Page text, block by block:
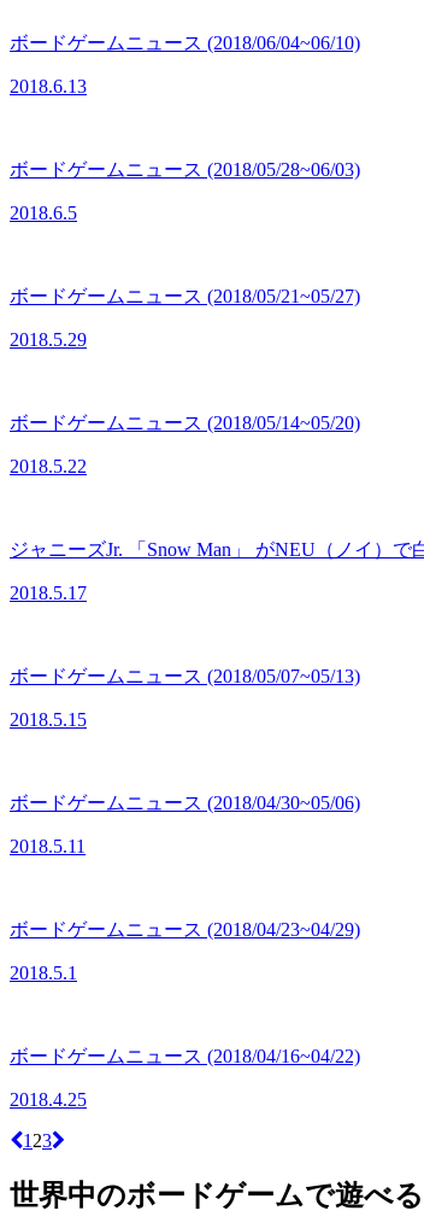
ボードゲームニュース (2018/06/04~06/10)
2018.6.13
ボードゲームニュース (2018/05/28~06/03)
2018.6.5
ボードゲームニュース (2018/05/21~05/27)
2018.5.29
ボードゲームニュース (2018/05/14~05/20)
2018.5.22
ジャニーズJr. 「Snow Man」 がNEU（ノイ）で
2018.5.17
ボードゲームニュース (2018/05/07~05/13)
2018.5.15
ボードゲームニュース (2018/04/30~05/06)
2018.5.11
ボードゲームニュース (2018/04/23~04/29)
2018.5.1
ボードゲームニュース (2018/04/16~04/22)
2018.4.25
1 23
世界中のボードゲームで遊べ